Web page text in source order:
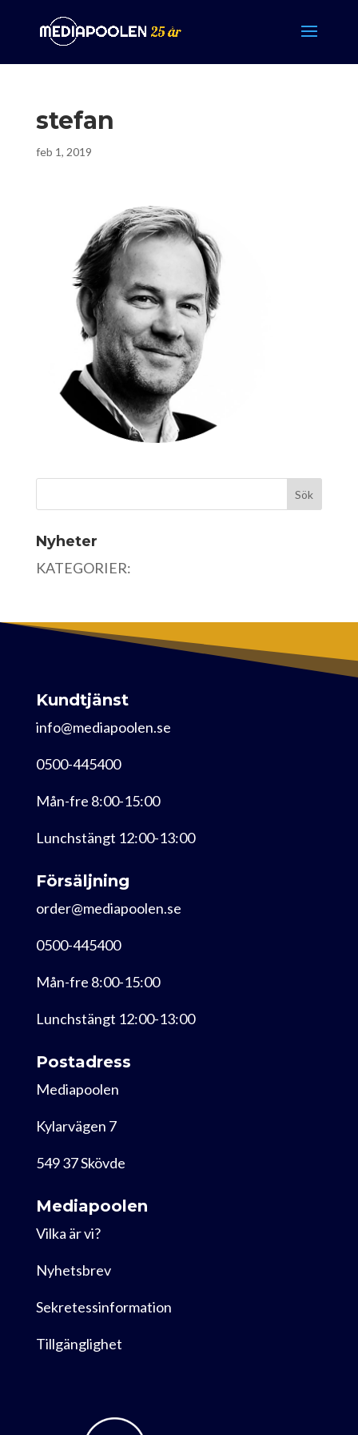
stefan
feb 1, 2019
Nyheter
KATEGORIER:
Kundtjänst
info@mediapoolen.se
0500-445400
Mån-fre 8:00-15:00
Lunchstängt 12:00-13:00
Försäljning
order@mediapoolen.se
0500-445400
Mån-fre 8:00-15:00
Lunchstängt 12:00-13:00
Postadress
Mediapoolen
Kylarvägen 7
549 37 Skövde
Mediapoolen
Vilka är vi?
Nyhetsbrev
Sekretessinformation
Tillgänglighet